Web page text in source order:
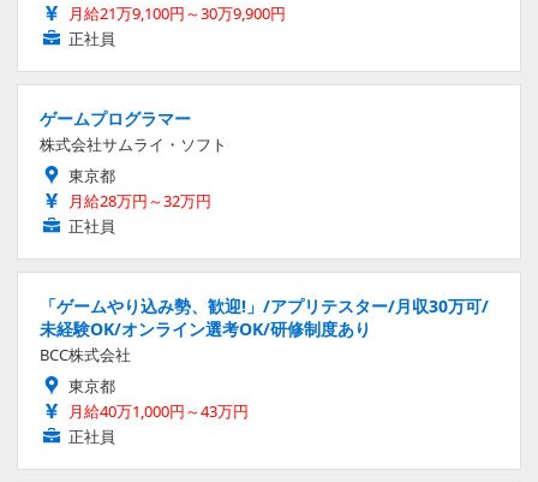
月給21万9,100円～30万9,900円
正社員
ゲームプログラマー
株式会社サムライ・ソフト
東京都
月給28万円～32万円
正社員
「ゲームやり込み勢、歓迎!」/アプリテスター/月収30万可/
未経験OK/オンライン選考OK/研修制度あり
BCC株式会社
東京都
月給40万1,000円～43万円
正社員